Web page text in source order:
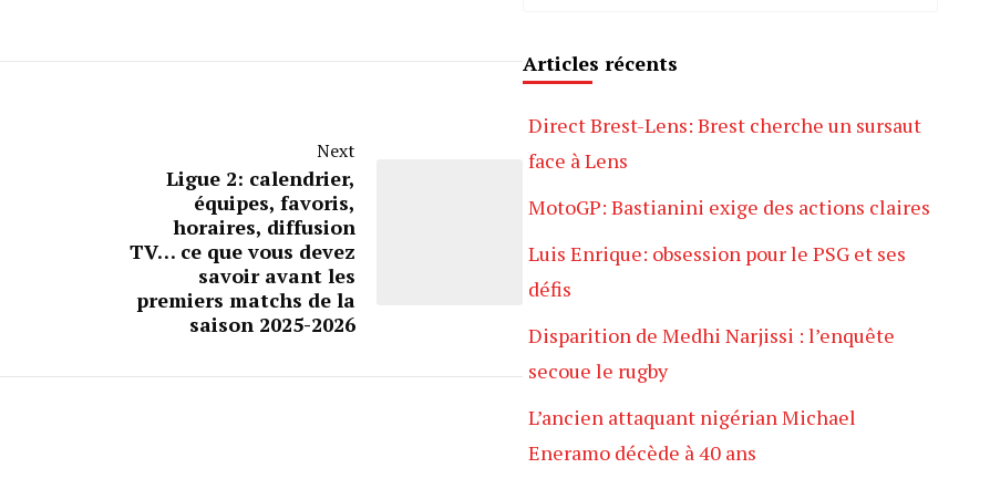
Next
Ligue 2: calendrier,
équipes, favoris,
horaires, diffusion
TV… ce que vous devez
savoir avant les
premiers matchs de la
saison 2025-2026
Articles récents
Direct Brest-Lens: Brest cherche un sursaut
face à Lens
MotoGP: Bastianini exige des actions claires
Luis Enrique: obsession pour le PSG et ses
défis
Disparition de Medhi Narjissi : l’enquête
secoue le rugby
L’ancien attaquant nigérian Michael
Eneramo décède à 40 ans